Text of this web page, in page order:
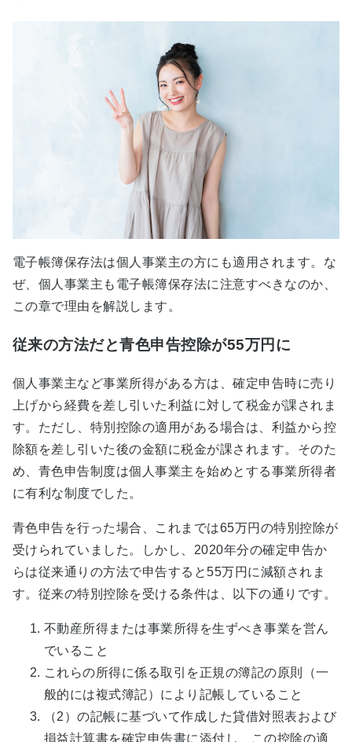
電子帳簿保存法は個人事業主の方にも適用されます。な
ぜ、個人事業主も電子帳簿保存法に注意すべきなのか、
この章で理由を解説します。
従来の方法だと青色申告控除が55万円に
個人事業主など事業所得がある方は、確定申告時に売り
上げから経費を差し引いた利益に対して税金が課されま
す。ただし、特別控除の適用がある場合は、利益から控
除額を差し引いた後の金額に税金が課されます。そのた
め、青色申告制度は個人事業主を始めとする事業所得者
に有利な制度でした。
青色申告を行った場合、これまでは65万円の特別控除が
受けられていました。しかし、2020年分の確定申告か
らは従来通りの方法で申告すると55万円に減額されま
す。従来の特別控除を受ける条件は、以下の通りです。
不動産所得または事業所得を生ずべき事業を営ん
でいること
これらの所得に係る取引を正規の簿記の原則（一
般的には複式簿記）により記帳していること
（2）の記帳に基づいて作成した貸借対照表および
損益計算書を確定申告書に添付し、この控除の適